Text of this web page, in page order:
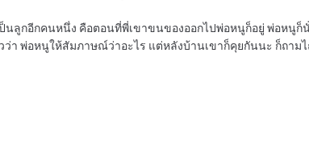
นลูกอีกคนหนึ่ง คือตอนที่พี่เขาขนของออกไปพ่อหนูก็อยู่ พ่อหนู
พ่อหนูให้สัมภาษณ์ว่าอะไร แต่หลังบ้านเขาก็คุยกันนะ ก็ถา